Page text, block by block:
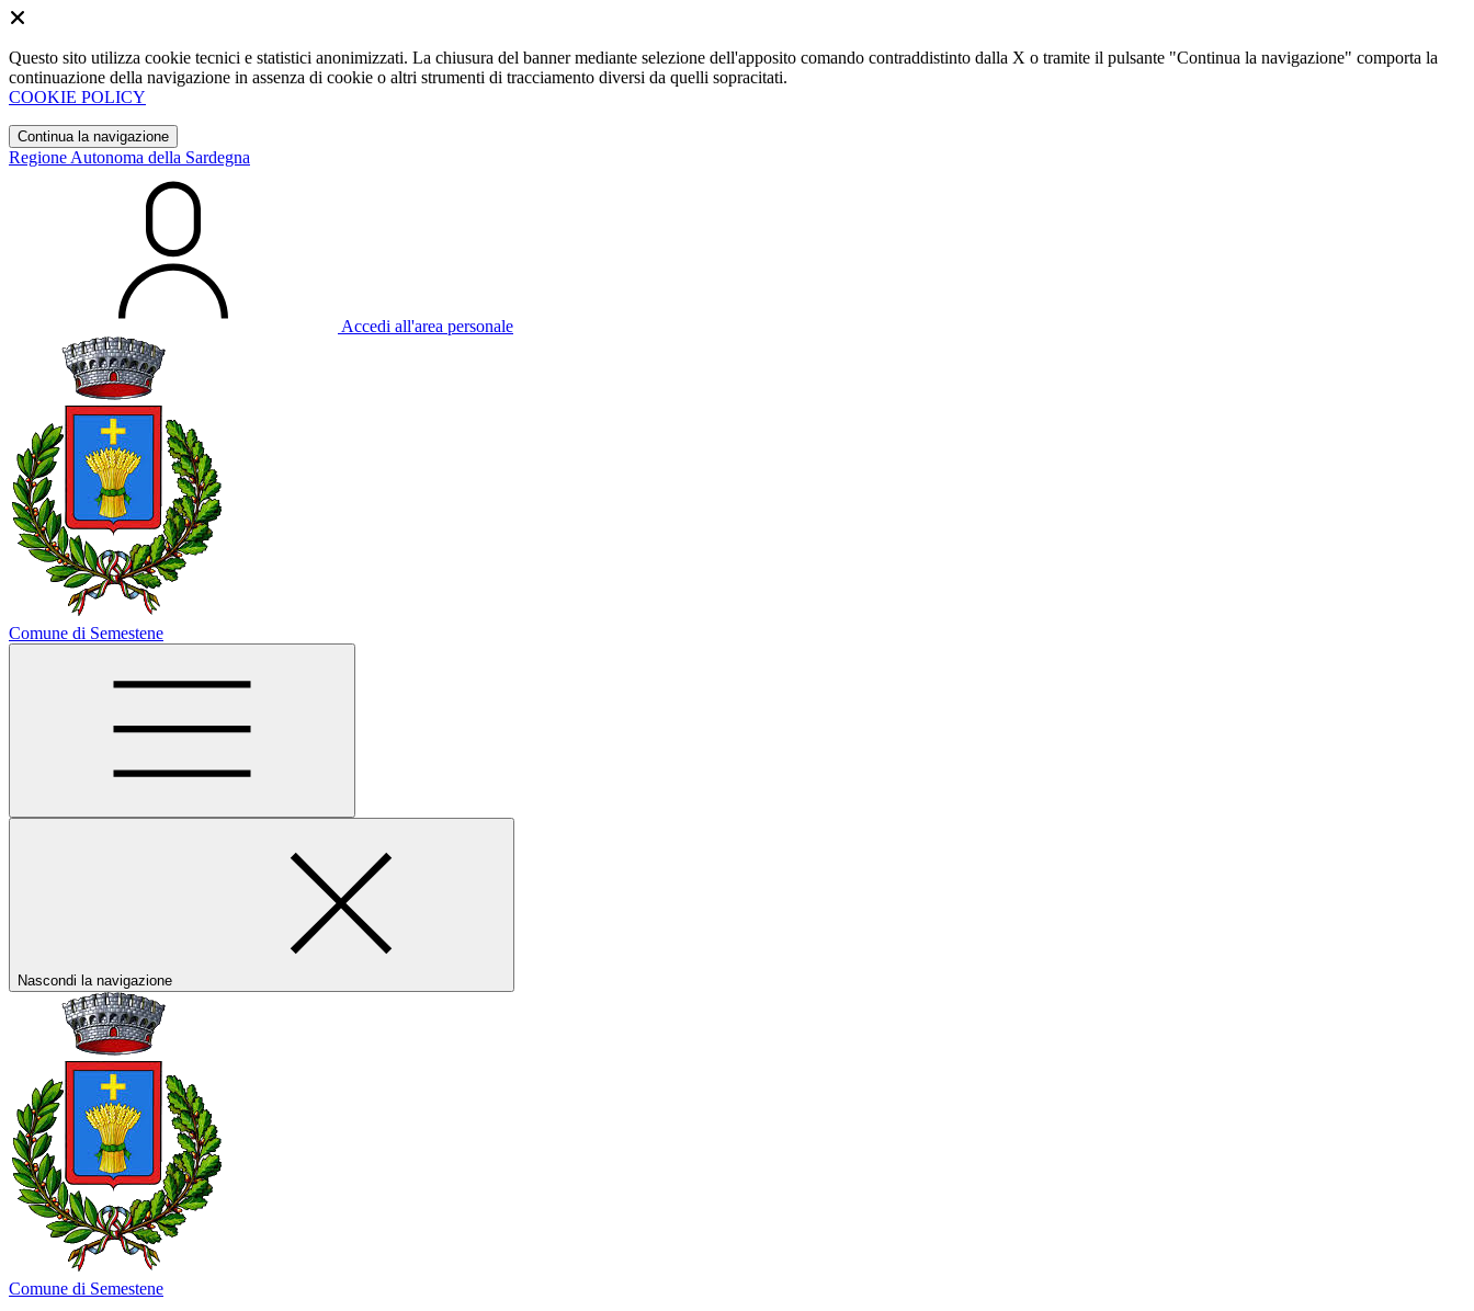
Questo sito utilizza cookie tecnici e statistici anonimizzati. La chiusura del banner mediante selezione dell'apposito comando contraddistinto dalla X o tramite il pulsante "Continua la navigazione" comporta la
continuazione della navigazione in assenza di cookie o altri strumenti di tracciamento diversi da quelli sopracitati.
COOKIE POLICY
Continua la navigazione
Regione Autonoma della Sardegna
Accedi all'area personale
Comune di Semestene
Nascondi la navigazione
Comune di Semestene